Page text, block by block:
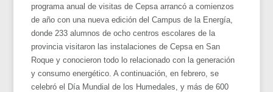
programa anual de visitas de Cepsa arrancó a comienzos
de año con una nueva edición del Campus de la Energía,
donde 233 alumnos de ocho centros escolares de la
provincia visitaron las instalaciones de Cepsa en San
Roque y conocieron todo lo relacionado con la generación
y consumo energético. A continuación, en febrero, se
celebró el Día Mundial de los Humedales, y más de 600